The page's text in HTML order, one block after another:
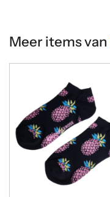
Meer items van